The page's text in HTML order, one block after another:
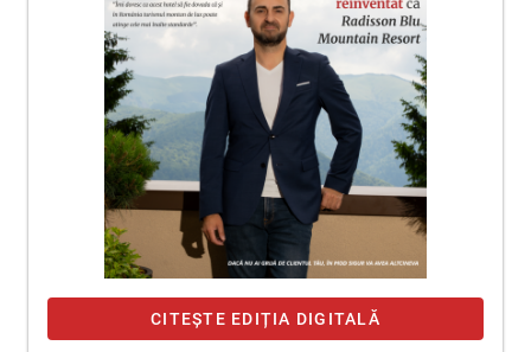
CITEȘTE EDIȚIA DIGITALĂ